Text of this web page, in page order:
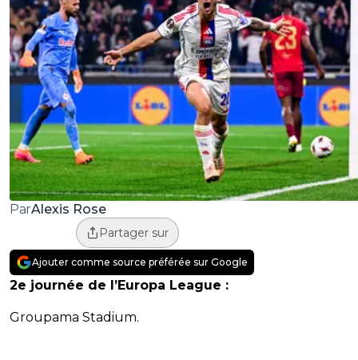
ParAlexis Rose
Partager sur
Ajouter comme source préférée sur Google
2e journée de l’Europa League :
Groupama Stadium.